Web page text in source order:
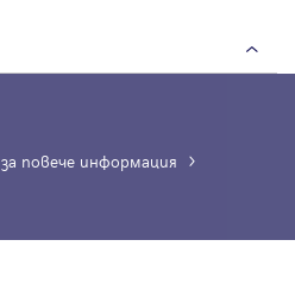
повече информация